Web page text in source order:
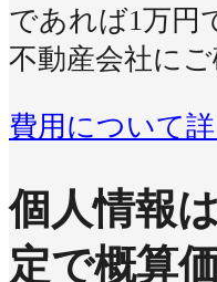
であれば1万円
不動産会社にご
費用について
個人情報
定で概算